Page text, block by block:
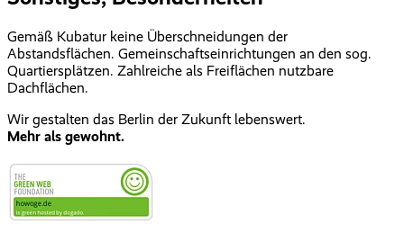
Gemäß Kubatur keine Überschneidungen der
Abstandsflächen. Gemeinschaftseinrichtungen an den sog.
Quartiersplätzen. Zahlreiche als Freiflächen nutzbare
Dachflächen.
Wir gestalten das Berlin der Zukunft lebenswert.
Mehr als gewohnt.